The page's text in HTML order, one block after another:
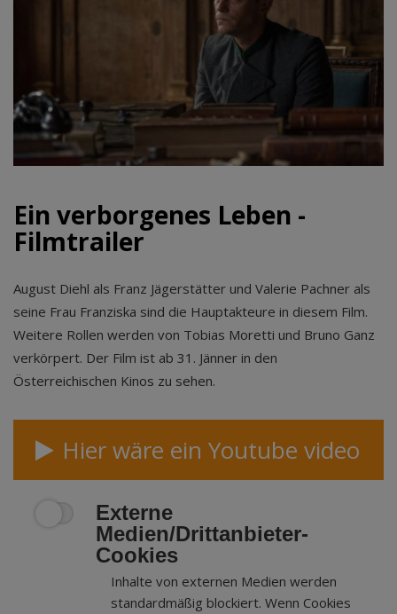
Ein verborgenes Leben -
Filmtrailer
August Diehl als Franz Jägerstätter und Valerie Pachner als
seine Frau Franziska sind die Hauptakteure in diesem Film.
Weitere Rollen werden von Tobias Moretti und Bruno Ganz
verkörpert. Der Film ist ab 31. Jänner in den
Österreichischen Kinos zu sehen.
Hier wäre ein Youtube video
Externe
Medien/Drittanbieter-
Cookies
Inhalte von externen Medien werden
standardmäßig blockiert. Wenn Cookies